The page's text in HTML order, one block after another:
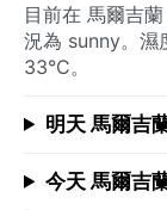
目前在 馬爾吉
況為 sunny。濕
33°C。
明天 馬爾吉
今天 馬爾吉